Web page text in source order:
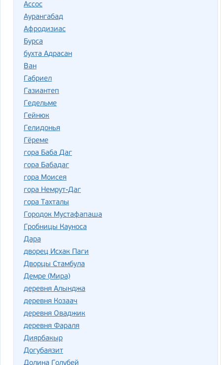
Ассос
Аурангабад
Афродизиас
Бурса
бухта Адрасан
Ван
Габриел
Газиантеп
Гедельме
Гейнюк
Гелидонья
Гёреме
гора Баба Даг
гора Бабадаг
гора Моисея
гора Немрут-Даг
гора Тахталы
Городок Мустафапаша
Гробницы Кауноса
Дара
дворец Исхак Паги
Дворцы Стамбула
Демре (Мира)
деревня Алынджа
деревня Козаач
деревня Оваджик
деревня Фараля
Диярбакыр
Догубаязит
Долина Голубей